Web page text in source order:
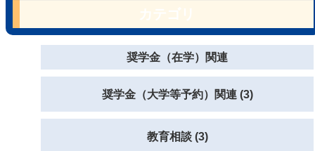
奨学金（在学）関連
奨学金（大学等予約）関連 (3)
教育相談 (3)